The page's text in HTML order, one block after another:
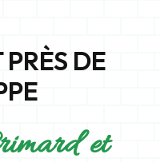
DE
et